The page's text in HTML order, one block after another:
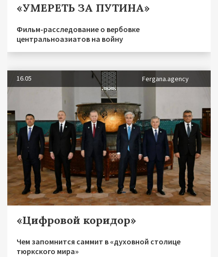
«УМЕРЕТЬ ЗА ПУТИНА»
Фильм-расследование о вербовке
центральноазиатов на войну
16.05 Fergana.agency
«Цифровой коридор»
Чем запомнится саммит в «духовной столице
тюркского мира»